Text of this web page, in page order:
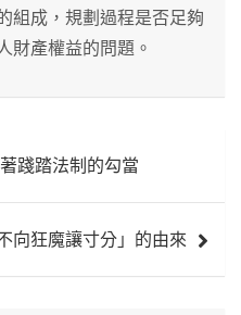
組成，規劃過程是否足夠
財產權益的問題。
踐踏法制的勾當
向狂魔讓寸分」的由來